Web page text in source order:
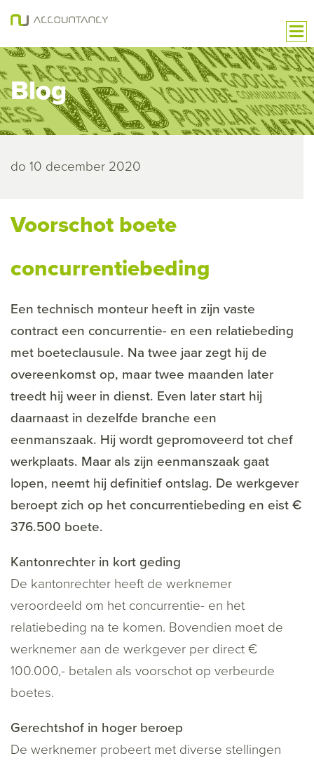
Blog
do 10 december 2020
Voorschot boete
concurrentiebeding
Een technisch monteur heeft in zijn vaste
contract een concurrentie- en een relatiebeding
met boeteclausule. Na twee jaar zegt hij de
overeenkomst op, maar twee maanden later
treedt hij weer in dienst. Even later start hij
daarnaast in dezelfde branche een
eenmanszaak. Hij wordt gepromoveerd tot chef
werkplaats. Maar als zijn eenmanszaak gaat
lopen, neemt hij definitief ontslag. De werkgever
beroept zich op het concurrentiebeding en eist €
376.500 boete.
Kantonrechter in kort geding
De kantonrechter heeft de werknemer
veroordeeld om het concurrentie- en het
relatiebeding na te komen. Bovendien moet de
werknemer aan de werkgever per direct €
100.000,- betalen als voorschot op verbeurde
boetes.
Gerechtshof in hoger beroep
De werknemer probeert met diverse stellingen